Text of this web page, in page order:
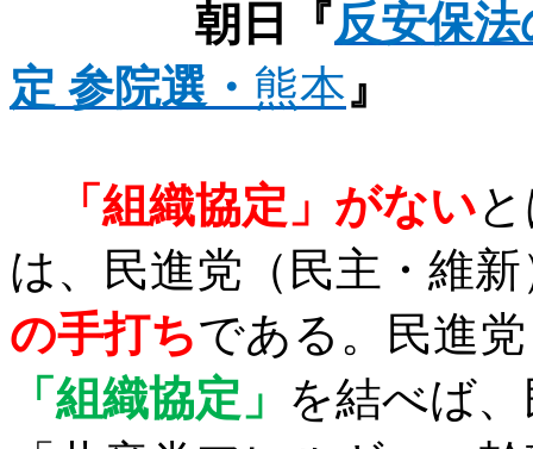
朝日『反安保
定 参院選・ 熊本』
「組織協定」がない
は、民進党（民主・維
の手打ちである。民進
「組織協定」 を結べば